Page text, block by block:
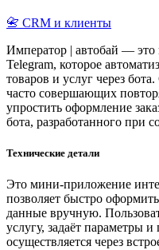
📇 CRM и клиенты
Император | автобай —
Telegram, которое
товаров и услуг через
часто совершающих
упростить оформление
бота, разработанного при
Технические детали
Это мини-приложение
позволяет быстро
данные вручную.
услугу, задаёт параметры
осуществляется через